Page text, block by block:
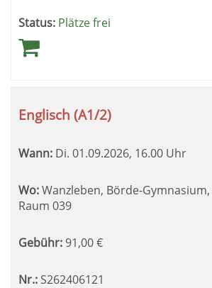
Status: Plätze frei
Englisch (A1/2)
Wann: Di. 01.09.2026, 16.00 Uhr
Wo:Wanzleben, Börde-
Raum 039
Gebühr: 91,00€
Nr.: S262406121